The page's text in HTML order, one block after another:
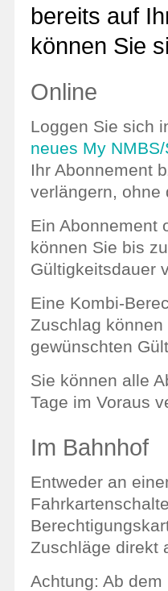
bereits auf
können Sie
Online
Loggen Sie sich
neues My
Ihr Abonnement
verlängern, ohne
Ein Abonnement
können Sie bis
Gültigkeitsdauer
Eine Kombi-
Zuschlag
gewünschten
Sie können alle
Tage im Voraus
Im Bahnhof
Entweder an
Zuschläge direkt
Achtung: Ab